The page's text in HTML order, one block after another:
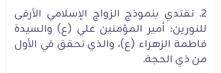
2. نقتدي بنموذج الزواج الإسلامي الأرقى
للنورين: أمير المؤمنين علي (ع) والسيدة
فاطمة الزهراء (ع)، والذي تحقق في الأول
من ذي الحجة.